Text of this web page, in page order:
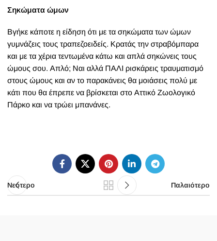
Σηκώματα ώμων
Βγήκε κάποτε η είδηση ότι με τα σηκώματα των ώμων
γυμνάζεις τους τραπεζοειδείς. Κρατάς την στραβόμπαρα
και με τα χέρια τεντωμένα κάτω και απλά σηκώνεις τους
ώμους σου. Απλό; Ναι αλλά ΠΑΛΙ ρισκάρεις τραυματισμό
στους ώμους και αν το παρακάνεις θα μοιάσεις πολύ με
κάτι που θα έπρεπε να βρίσκεται στο Αττικό Ζωολογικό
Πάρκο και να τρώει μπανάνες.
Νεότερο Παλαιότερο